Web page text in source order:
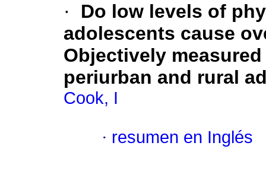
·
Do low levels of
adolescents cause
Objectively
periurban and rural
Cook, I
· resumen en Inglés